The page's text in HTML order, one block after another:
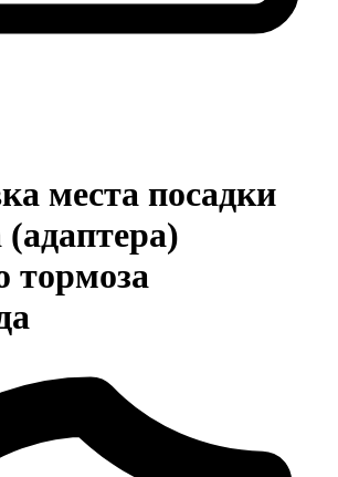
места посадки
тормоза